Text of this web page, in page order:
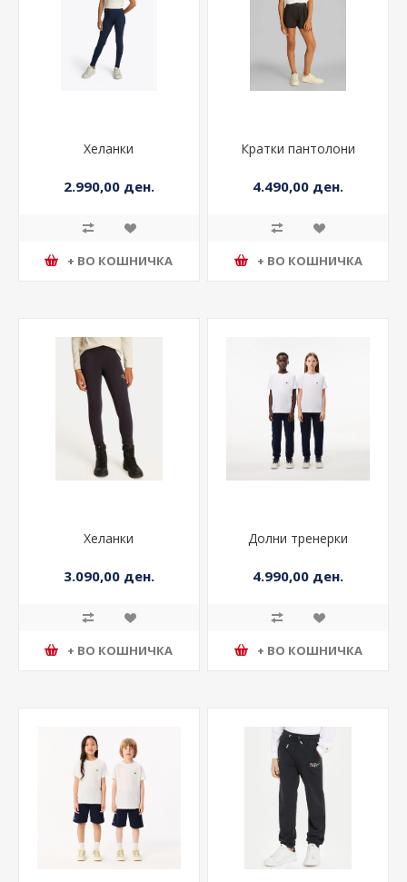
Хеланки
2.990,00 ден.
+ ВО КОШНИЧКА
Кратки пантолони
4.490,00 ден.
+ ВО КОШНИЧКА
Хеланки
3.090,00 ден.
+ ВО КОШНИЧКА
Долни тренерки
4.990,00 ден.
+ ВО КОШНИЧКА